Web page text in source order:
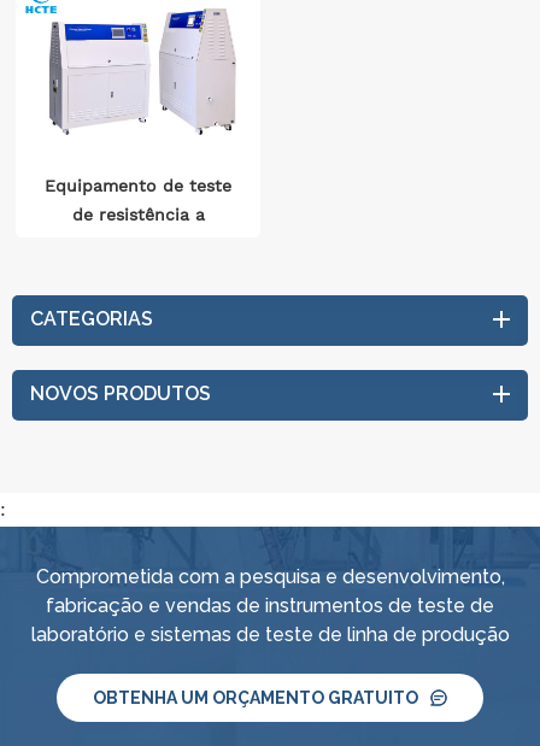
Equipamento de teste
de resistência a
Câmara de teste de
envelhecimento
CATEGORIAS
NOVOS PRODUTOS
:
Comprometida com a pesquisa e desenvolvimento,
fabricação e vendas de instrumentos de teste de
laboratório e sistemas de teste de linha de produção
OBTENHA UM ORÇAMENTO GRATUITO